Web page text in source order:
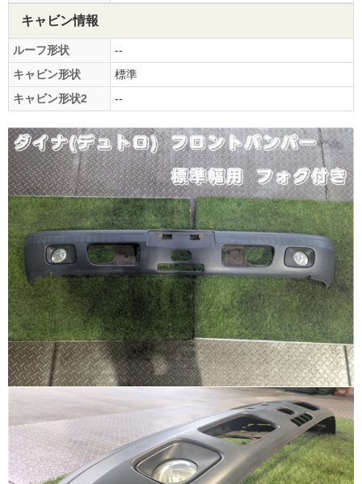
キャビン情報
ルーフ形状
--
キャビン形状
標準
キャビン形状2
--